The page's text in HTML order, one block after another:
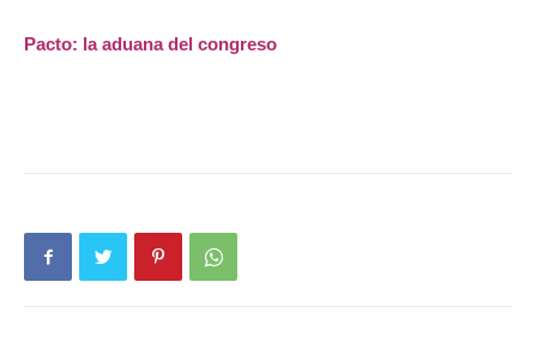
Pacto: la aduana del congreso